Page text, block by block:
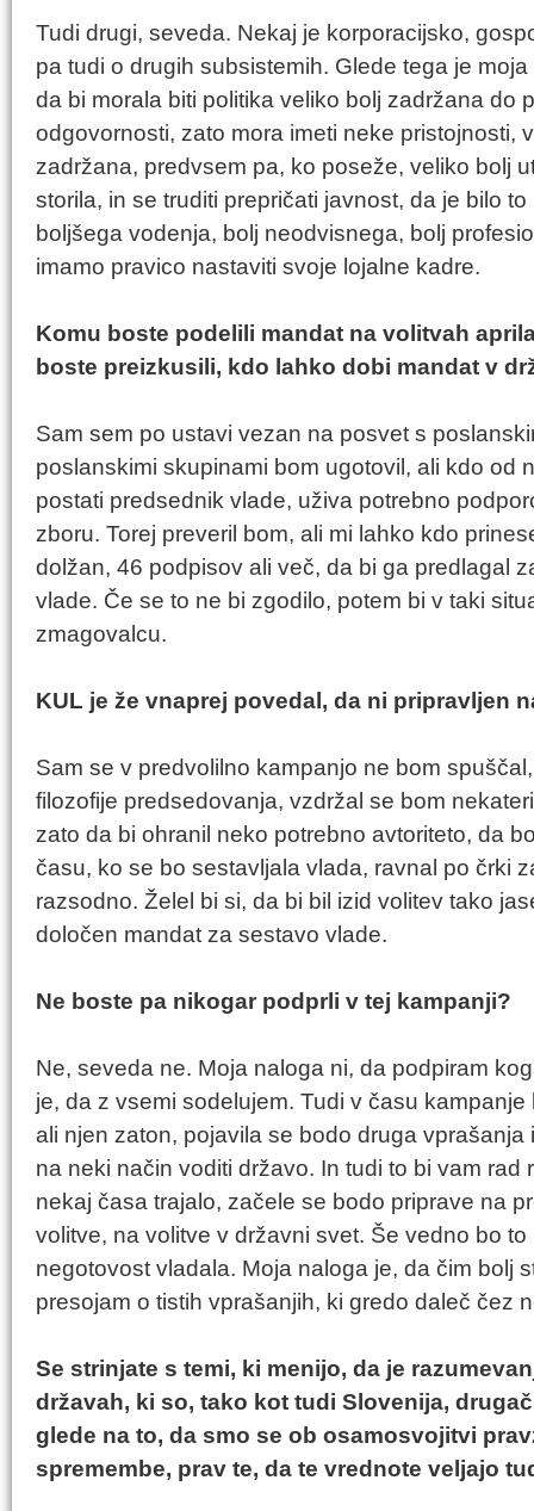
Tudi drugi, seveda. Nekaj je korporacijsko,
pa tudi o drugih subsistemih. Glede tega je
da bi morala biti politika veliko bolj zadržana do
odgovornosti, zato mora imeti neke pristojnosti,
zadržana, predvsem pa, ko poseže, veliko bolj
storila, in se truditi prepričati javnost, da je bilo
boljšega vodenja, bolj neodvisnega, bolj
imamo pravico nastaviti svoje lojalne kadre.
Komu boste podelili mandat na volitvah
boste preizkusili, kdo lahko dobi mandat v
Sam sem po ustavi vezan na posvet s
poslanskimi skupinami bom ugotovil, ali kdo od
postati predsednik vlade, uživa potrebno
zboru. Torej preveril bom, ali mi lahko kdo
dolžan, 46 podpisov ali več, da bi ga predlagal
vlade. Če se to ne bi zgodilo, potem bi v taki
zmagovalcu.
KUL je že vnaprej povedal, da ni pripravljen
Sam se v predvolilno kampanjo ne bom
filozofije predsedovanja, vzdržal se bom
zato da bi ohranil neko potrebno avtoriteto, da
času, ko se bo sestavljala vlada, ravnal po črki
razsodno. Želel bi si, da bi bil izid volitev tako
določen mandat za sestavo vlade.
Ne boste pa nikogar podprli v tej kampanji?
Ne, seveda ne. Moja naloga ni, da podpiram
je, da z vsemi sodelujem. Tudi v času
ali njen zaton, pojavila se bodo druga vprašanja
na neki način voditi državo. In tudi to bi vam rad
nekaj časa trajalo, začele se bodo priprave na
volitve, na volitve v državni svet. Še vedno bo
negotovost vladala. Moja naloga je, da čim bolj
presojam o tistih vprašanjih, ki gredo daleč čez
Se strinjate s temi, ki menijo, da je
državah, ki so, tako kot tudi Slovenija,
glede na to, da smo se ob osamosvojitvi
spremembe, prav te, da te vrednote veljajo